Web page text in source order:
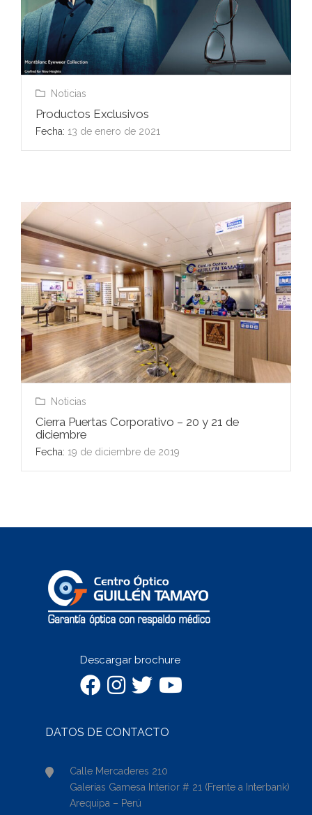
Noticias
Productos Exclusivos
Fecha: 13 de enero de 2021
Noticias
Cierra Puertas Corporativo – 20 y 21 de
diciembre
Fecha: 19 de diciembre de 2019
Descargar brochure
DATOS DE CONTACTO
Calle Mercaderes 210
Galerías Gamesa Interior # 21 (Frente a Interbank)
Arequipa – Perú